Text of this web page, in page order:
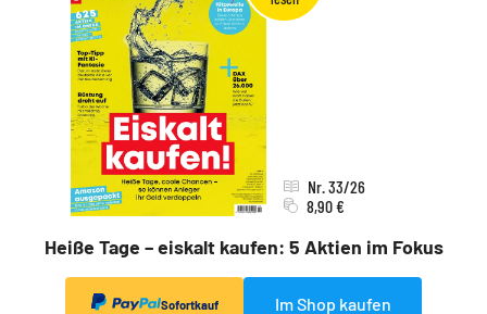
Heiße Tage – eiskalt kaufen: 5 Aktien im Fokus
Nr. 33/26
8,90 €
Sofortkauf Im Shop kaufen